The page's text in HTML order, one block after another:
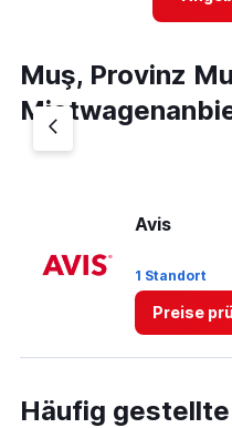
Muş, Provinz
Avis
1 Standort
Preise
Häufig